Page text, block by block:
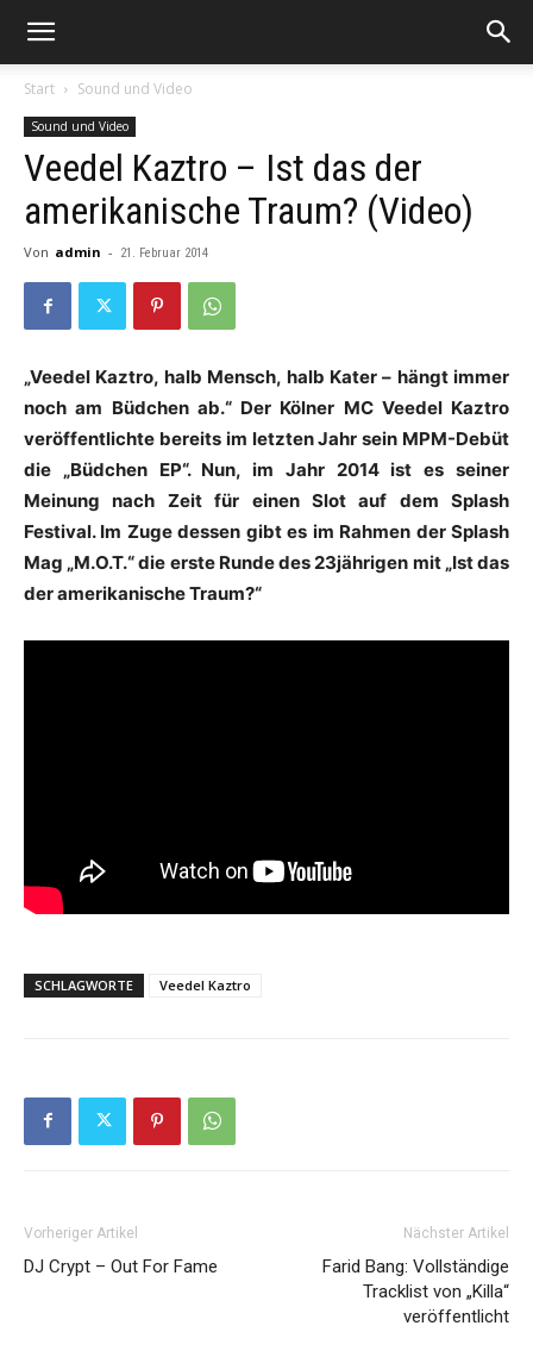
Start Sound und Video
Sound und Video
Veedel Kaztro – Ist das der
amerikanische Traum? (Video)
Von admin - 21. Februar 2014
„Veedel Kaztro, halb Mensch, halb Kater – hängt immer
noch am Büdchen ab.“ Der Kölner MC Veedel Kaztro
veröffentlichte bereits im letzten Jahr sein MPM-Debüt
die „Büdchen EP“. Nun, im Jahr 2014 ist es seiner
Meinung nach Zeit für einen Slot auf dem Splash
Festival. Im Zuge dessen gibt es im Rahmen der Splash
Mag „M.O.T.“ die erste Runde des 23jährigen mit „Ist das
der amerikanische Traum?“
SCHLAGWORTE Veedel Kaztro
Vorheriger Artikel
DJ Crypt – Out For Fame
Nächster Artikel
Farid Bang: Vollständige
Tracklist von „Killa“
veröffentlicht